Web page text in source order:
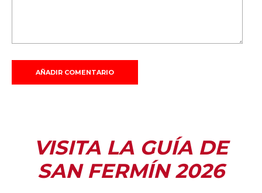
VISITA LA GUÍA DE
SAN FERMÍN 2026